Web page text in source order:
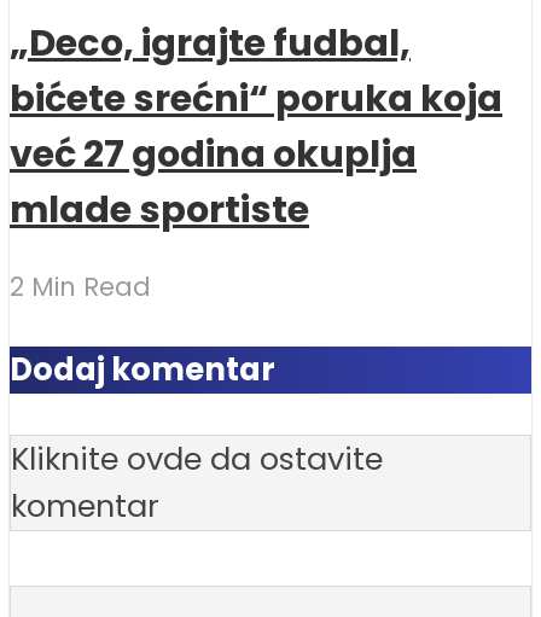
„Deco, igrajte fudbal,
bićete srećni“ poruka koja
već 27 godina okuplja
mlade sportiste
2 Min Read
Dodaj komentar
Kliknite ovde da ostavite
komentar